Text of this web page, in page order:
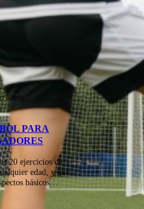
2026
PARA
20 ejercicios de
edad, y que
básicos…